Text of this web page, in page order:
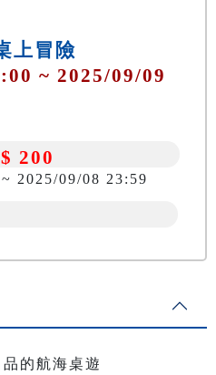
上冒險
~ 2025/09/09
200
2025/09/08 23:59
的航海桌遊